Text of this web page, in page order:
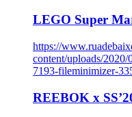
LEGO Super
https://
content/uploads/2020/
7193-fileminimizer-
REEBOK x